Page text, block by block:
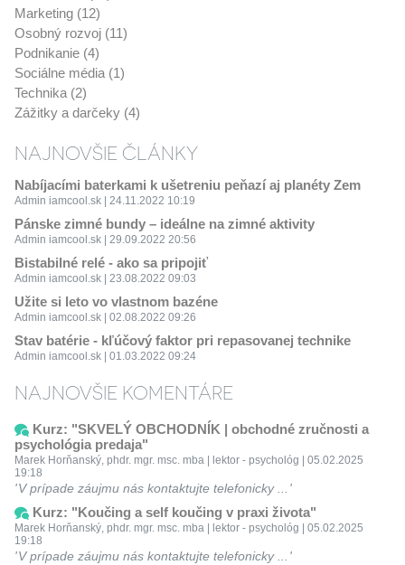
Marketing (12)
Osobný rozvoj (11)
Podnikanie (4)
Sociálne média (1)
Technika (2)
Zážitky a darčeky (4)
NAJNOVŠIE ČLÁNKY
Nabíjacími baterkami k ušetreniu peňazí aj planéty Zem
Admin iamcool.sk | 24.11.2022 10:19
Pánske zimné bundy – ideálne na zimné aktivity
Admin iamcool.sk | 29.09.2022 20:56
Bistabilné relé - ako sa pripojiť
Admin iamcool.sk | 23.08.2022 09:03
Užite si leto vo vlastnom bazéne
Admin iamcool.sk | 02.08.2022 09:26
Stav batérie - kľúčový faktor pri repasovanej technike
Admin iamcool.sk | 01.03.2022 09:24
NAJNOVŠIE KOMENTÁRE
Kurz: "SKVELÝ OBCHODNÍK | obchodné zručnosti a
psychológia predaja"
Marek Horňanský, phdr. mgr. msc. mba | lektor - psychológ | 05.02.2025
19:18
V prípade záujmu nás kontaktujte telefonicky ...
Kurz: "Koučing a self koučing v praxi života"
Marek Horňanský, phdr. mgr. msc. mba | lektor - psychológ | 05.02.2025
19:18
V prípade záujmu nás kontaktujte telefonicky ...